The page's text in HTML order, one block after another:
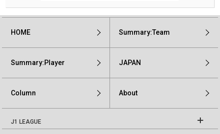
HOME Summary:Team
Summary:Player JAPAN
Column About
J1 LEAGUE